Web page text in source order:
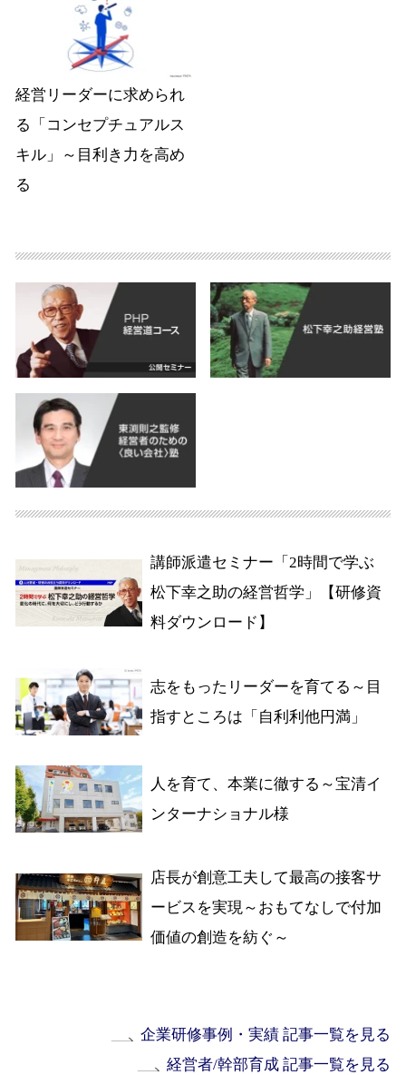
経営リーダーに求められ
る「コンセプチュアルス
キル」～目利き力を高め
る
講師派遣セミナー「2時間で学ぶ
松下幸之助の経営哲学」【研修資
料ダウンロード】
志をもったリーダーを育てる～目
指すところは「自利利他円満」
人を育て、本業に徹する～宝清イ
ンターナショナル様
店長が創意工夫して最高の接客サ
ービスを実現～おもてなしで付加
価値の創造を紡ぐ～
企業研修事例・実績 記事一覧を見る
経営者/幹部育成 記事一覧を見る